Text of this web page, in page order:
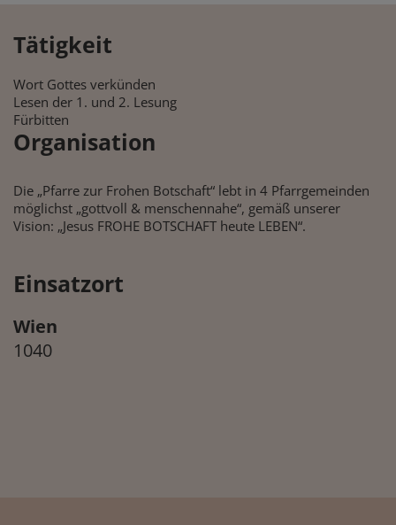
Tätigkeit
Wort Gottes verkünden
Lesen der 1. und 2. Lesung
Fürbitten
Organisation
Die „Pfarre zur Frohen Botschaft“ lebt in 4 Pfarrgemeinden
möglichst „gottvoll & menschennahe“, gemäß unserer
Vision: „Jesus FROHE BOTSCHAFT heute LEBEN“.
Einsatzort
Wien
1040